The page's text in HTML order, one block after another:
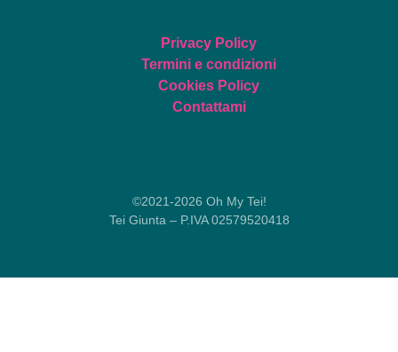
Privacy Policy
Termini e condizioni
Cookies Policy
Contattami
©2021-2026 Oh My Tei!
Tei Giunta – P.IVA 02579520418